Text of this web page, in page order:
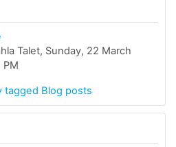
Talet, Sunday, 22 March
PM
tagged Blog posts